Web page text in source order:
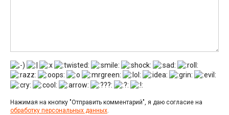
Нажимая на кнопку "Отправить комментарий", я даю согласие на
обработку персональных данных.